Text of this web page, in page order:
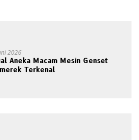
2026
Aneka Macam Mesin Genset
Terkenal